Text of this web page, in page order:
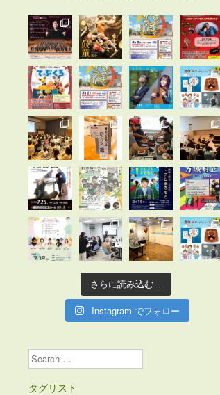
さらに読み込む...
Instagram でフォロー
Search
タグリスト